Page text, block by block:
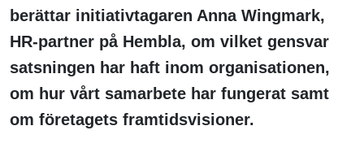
berättar initiativtagaren Anna Wingmark,
HR-partner på Hembla, om vilket gensvar
satsningen har haft inom organisationen,
om hur vårt samarbete har fungerat samt
om företagets framtidsvisioner.